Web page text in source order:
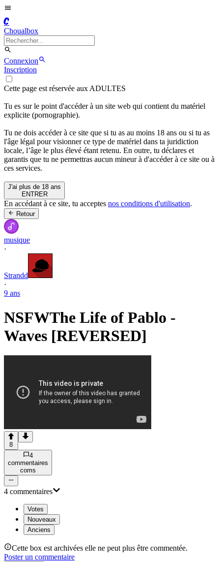
C
Choualbox
Connexion
Inscription
Cette page est réservée aux ADULTES
Tu es sur le point d'accéder à un site web qui contient du matériel
explicite (pornographie).
Tu ne dois accéder à ce site que si tu as au moins 18 ans ou si tu as
l'âge légal pour visionner ce type de matériel dans ta juridiction
locale, l’âge le plus élevé étant retenu. En outre, tu déclares et
garantis que tu ne permettras aucun mineur à d'accéder à ce site ou à
ces services.
J'ai plus de 18 ans
ENTRER
En accédant à ce site, tu acceptes nos conditions d'utilisation.
Retour
musique
·
Strandd
·
9 ans
NSFWThe Life of Pablo -
Waves [REVERSED]
8
4
commentaires
coms
4 commentaires
Votes
Nouveaux
Anciens
Cette box est archivées elle ne peut plus être commentée.
Poster un commentaire